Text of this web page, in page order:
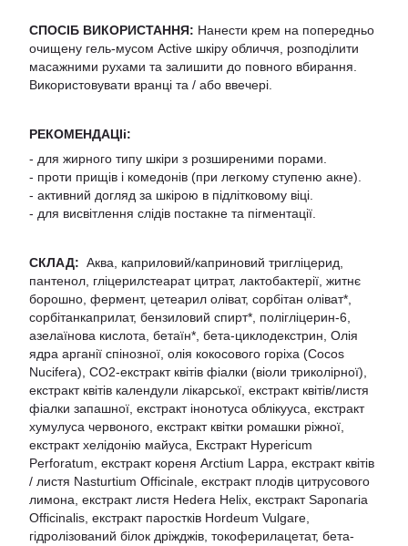
СПОСІБ ВИКОРИСТАННЯ: Нанести крем на попередньо
очищену гель-мусом Active шкіру обличчя, розподілити
масажними рухами та залишити до повного вбирання.
Використовувати вранці та / або ввечері.
РЕКОМЕНДАЦІі:
- для жирного типу шкіри з розширеними порами.
- проти прищів і комедонів (при легкому ступеню акне).
- активний догляд за шкірою в підлітковому віці.
- для висвітлення слідів постакне та пігментації.
СКЛАД: Аква, каприловий/каприновий тригліцерид,
пантенол, гліцерилстеарат цитрат, лактобактерії, житнє
борошно, фермент, цетеарил оліват, сорбітан оліват*,
сорбітанкаприлат, бензиловий спирт*, полігліцерин-6,
азелаїнова кислота, бетаїн*, бета-циклодекстрин, Олія
ядра арганії спінозної, олія кокосового горіха (Cocos
Nucifera), СО2-екстракт квітів фіалки (віоли триколірної),
екстракт квітів календули лікарської, екстракт квітів/листя
фіалки запашної, екстракт інонотуса облікууса, екстракт
хумулуса червоного, екстракт квітки ромашки ріжної,
екстракт хелідонію майуса, Екстракт Hypericum
Perforatum, екстракт кореня Arctium Lappa, екстракт квітів
/ листя Nasturtium Officinale, екстракт плодів цитрусового
лимона, екстракт листя Hedera Helix, екстракт Saponaria
Officinalis, екстракт паростків Hordeum Vulgare,
гідролізований білок дріжджів, токоферилацетат, бета-